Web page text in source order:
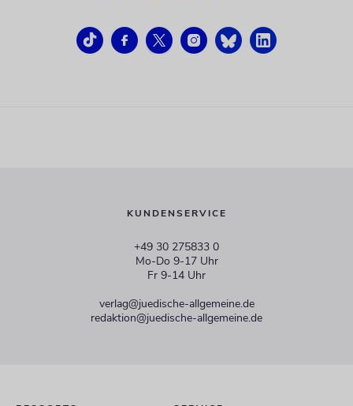
KUNDENSERVICE
+49 30 275833 0
Mo-Do 9-17 Uhr
Fr 9-14 Uhr
verlag@juedische-allgemeine.de
redaktion@juedische-allgemeine.de